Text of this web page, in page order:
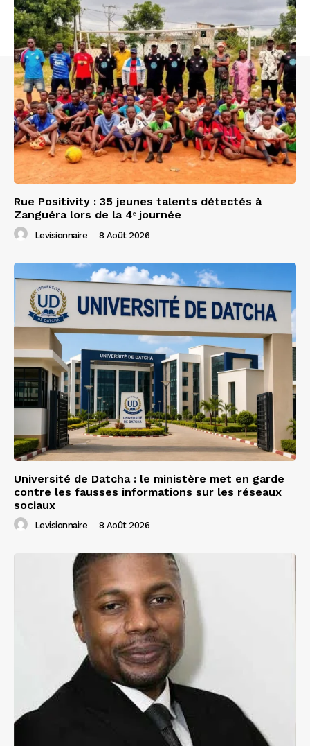
Rue Positivity : 35 jeunes talents détectés à
Zanguéra lors de la 4ᵉ journée
Levisionnaire - 8 Août 2026
Université de Datcha : le ministère met en garde
contre les fausses informations sur les réseaux
sociaux
Levisionnaire - 8 Août 2026